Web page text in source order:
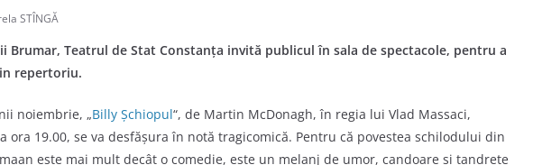
STÎNGĂ
Brumar, Teatrul de Stat Constanța invită publicul în sala de spectacole, pentru a
repertoriu.
noiembrie, „Billy Șchiopul“, de Martin McDonagh, în regia lui Vlad Massaci,
ora 19.00, se va desfășura în notă tragicomică. Pentru că povestea schilodului din
este mai mult decât o comedie, este un melanj de umor, candoare și tandrețe